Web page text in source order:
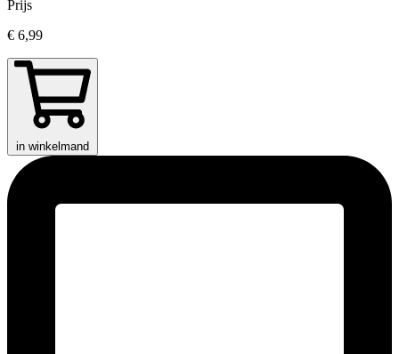
Prijs
€ 6,99
in winkelmand